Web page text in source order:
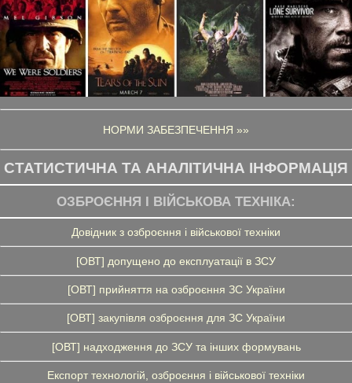
НОРМИ ЗАБЕЗПЕЧЕННЯ »»
СТАТИСТИЧНА ТА АНАЛІТИЧНА ІНФОРМАЦІЯ
ОЗБРОЄННЯ І ВІЙСЬКОВА ТЕХНІКА:
Довідник з озброєння і військової техніки
[ОВТ] допущено до експлуатації в ЗСУ
[ОВТ] прийняття на озброєння ЗС України
[ОВТ] закупівля озброєння для ЗС України
[ОВТ] надходження до ЗСУ та інших формувань
Експорт технологій, озброєння і військової техніки